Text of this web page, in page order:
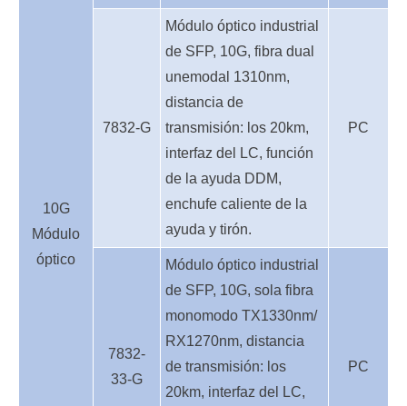
10G
Módulo
óptico
7832-G
Módulo óptico industrial
de SFP, 10G, fibra dual
unemodal 1310nm,
distancia de
transmisión: los 20km,
interfaz del LC, función
de la ayuda DDM,
enchufe caliente de la
ayuda y tirón.
PC
7832-
33-G
Módulo óptico industrial
de SFP, 10G, sola fibra
monomodo TX1330nm/
RX1270nm, distancia
de transmisión: los
20km, interfaz del LC,
PC